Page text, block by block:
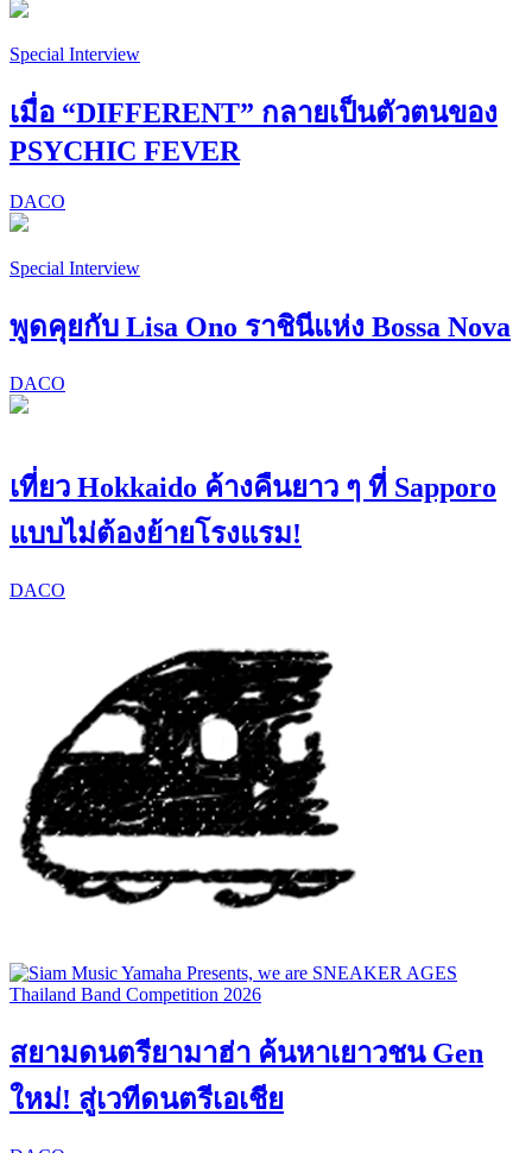
Special Interview
เมื่อ “DIFFERENT” กลายเป็นตัวตนของ
PSYCHIC FEVER
DACO
Special Interview
พูดคุยกับ Lisa Ono ราชินีแห่ง Bossa Nova
DACO
เที่ยว Hokkaido ค้างคืนยาว ๆ ที่ Sapporo
แบบไม่ต้องย้ายโรงแรม!
DACO
สยามดนตรียามาฮ่า ค้นหาเยาวชน Gen
ใหม่! สู่เวทีดนตรีเอเชีย